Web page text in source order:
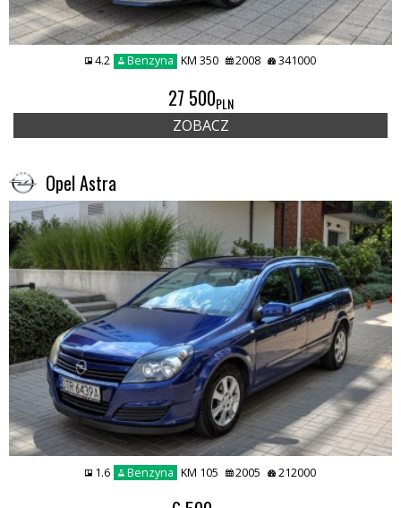
4.2 Benzyna KM 350 2008 341000
27 500PLN
ZOBACZ
Opel Astra
1.6 Benzyna KM 105 2005 212000